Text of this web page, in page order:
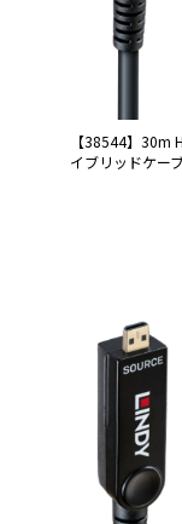
【38544】30m
イブリッドケー